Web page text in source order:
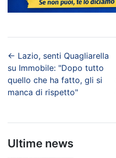
← Lazio, senti Quagliarella
su Immobile: "Dopo tutto
quello che ha fatto, gli si
manca di rispetto"
Ultime news